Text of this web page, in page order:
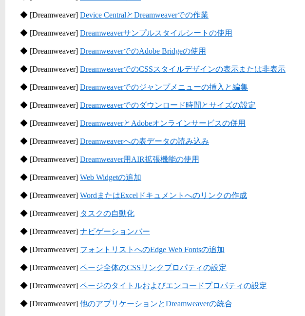
◆ [Dreamweaver] Device CentralとDreamweaverでの作業
◆ [Dreamweaver] Dreamweaverサンプルスタイルシートの使用
◆ [Dreamweaver] DreamweaverでのAdobe Bridgeの使用
◆ [Dreamweaver] DreamweaverでのCSSスタイルデザインの表示または非表示
◆ [Dreamweaver] Dreamweaverでのジャンプメニューの挿入と編集
◆ [Dreamweaver] Dreamweaverでのダウンロード時間とサイズの設定
◆ [Dreamweaver] DreamweaverとAdobeオンラインサービスの併用
◆ [Dreamweaver] Dreamweaverへの表データの読み込み
◆ [Dreamweaver] Dreamweaver用AIR拡張機能の使用
◆ [Dreamweaver] Web Widgetの追加
◆ [Dreamweaver] WordまたはExcelドキュメントへのリンクの作成
◆ [Dreamweaver] タスクの自動化
◆ [Dreamweaver] ナビゲーションバー
◆ [Dreamweaver] フォントリストへのEdge Web Fontsの追加
◆ [Dreamweaver] ページ全体のCSSリンクプロパティの設定
◆ [Dreamweaver] ページのタイトルおよびエンコードプロパティの設定
◆ [Dreamweaver] 他のアプリケーションとDreamweaverの統合